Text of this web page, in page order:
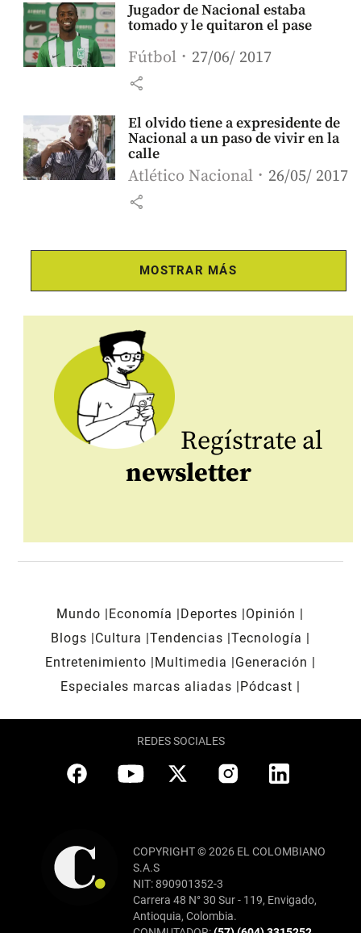
Jugador de Nacional estaba
tomado y le quitaron el pase
Fútbol 27/06/ 2017
share
El olvido tiene a expresidente de
Nacional a un paso de vivir en la
calle
Atlético Nacional 26/05/ 2017
share
MOSTRAR MÁS
Regístrate al
newsletter
Mundo Economía Deportes
Opinión
Blogs
Cultura Tendencias Tecnología
Entretenimiento
Multimedia
Generación
Especiales marcas aliadas
Pódcast
REDES SOCIALES
COPYRIGHT © 2026 EL COLOMBIANO
S.A.S
NIT: 890901352-3
Carrera 48 N° 30 Sur - 119, Envigado,
Antioquia, Colombia.